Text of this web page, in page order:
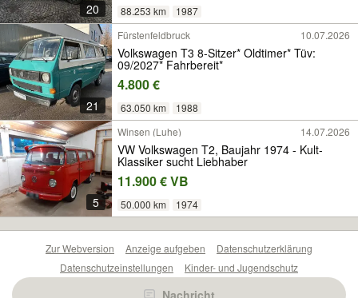
20 88.253 km 1987
21
Fürstenfeldbruck 10.07.2026
Volkswagen T3 8-Sitzer* Oldtimer* Tüv:
09/2027* Fahrbereit*
4.800 €
63.050 km 1988
5
Winsen (Luhe) 14.07.2026
VW Volkswagen T2, Baujahr 1974 - Kult-
Klassiker sucht Liebhaber
11.900 € VB
50.000 km 1974
Nachricht
Zur Webversion Anzeige aufgeben
Datenschutzerklärung
Datenschutzeinstellungen
Kinder- und Jugendschutz
Barrierefreiheitserklärung